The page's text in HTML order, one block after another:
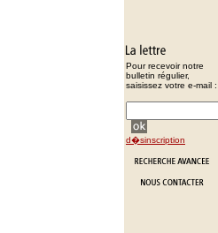
Pour recevoir notre
bulletin régulier,
saisissez votre e-mail :
d�sinscription